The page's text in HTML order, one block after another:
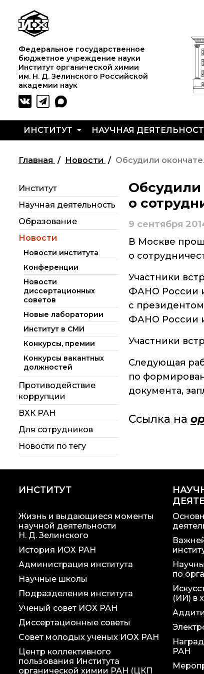
Федеральное государственное
бюджетное учреждение науки
Институт органической химии
им. Н. Д. Зелинского Российской
академии наук
ИНСТИТУТ
и выдающиеся
Н. Д. Зелинского
История ИОХ РАН
Администрация
института
Научные школы
Подразделения
института
Ученый совет ИОХ
РАН
Диссертационные
советы
ученых ИОХ РАН
коллективного
пользования
Института
органической химии
РАН (ЦКП ИОХ РАН)
Инфоресурсы
Профком
Документы
Контакты
НАУЧНАЯ
направления
Важнейшие
достижения
института
Научный Совет РАН
по органической
интеллект (ИИ)
Аддитивные
технологии
Электронная
микроскопия
Награды
сотрудников ИОХ
РАН
Конференции
Журналы
проекты России
проект
по приоритетным
направлениям НТР
РФ
Главная Новости Обсудили
Институт
Научная деятельность
Образование
Новости
Новости института
Конференции
Новости
диссертационных
советов
Новые лаборатории
Институт в СМИ
Конкурсы, премии
Конкурсы вакантных
должностей
Противодействие
коррупции
ВХК РАН
Для сотрудников
Новости по тегу
Обсудили
о
9 сентября
В Москве
о
Участники
ФАНО России
с
ФАНО России
Участники
Следующая
по
документа,
Ссылка на
ИНСТИТУТ
Жизнь и выдающиеся моменты
научной деятельности
Н. Д. Зелинского
История ИОХ РАН
Администрация института
Научные школы
Подразделения института
Ученый совет ИОХ РАН
Диссертационные советы
Совет молодых ученых ИОХ РАН
Центр коллективного
пользования Института
органической химии РАН (ЦКП
по
(ИИ) в
РАН